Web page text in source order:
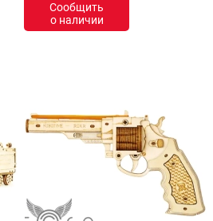
Сообщить
о наличии